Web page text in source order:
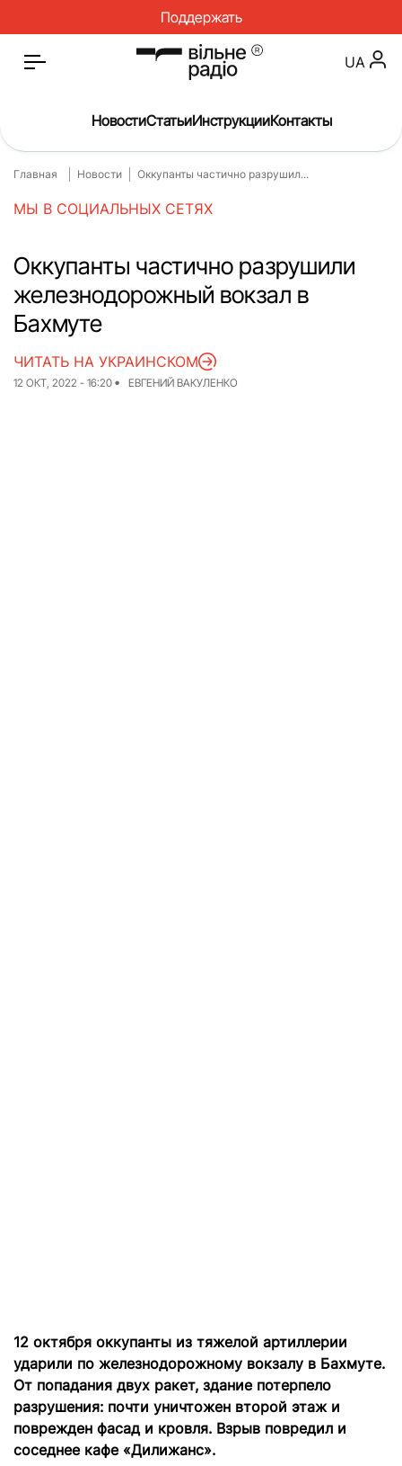
Поддержать
Главная
Новости
О нас
Инструкции
Спорт
Интервью
Досье
Блог
Проекты
UA
НовостиСтатьиИнструкцииКонтакты
Главная Новости Оккупанты частично разрушил...
МЫ В СОЦИАЛЬНЫХ СЕТЯХ
Оккупанты частично разрушили
железнодорожный вокзал в
Бахмуте
12 ОКТ, 2022 - 16:20 ЕВГЕНИЙ ВАКУЛЕНКО
ЧИТАТЬ НА УКРАИНСКОМ
12 октября оккупанты из тяжелой артиллерии
ударили по железнодорожному вокзалу в Бахмуте.
От попадания двух ракет, здание потерпело
разрушения: почти уничтожен второй этаж и
поврежден фасад и кровля. Взрыв повредил и
соседнее кафе «Дилижанс».